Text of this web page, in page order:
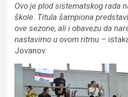
Ovo je plod sistematskog rada
škole. Titula šampiona
ove sezone, ali i obavezu da
nastavimo u ovom ritmu –
Jovanov.